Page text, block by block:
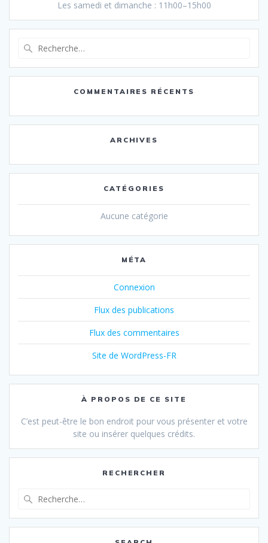
Les samedi et dimanche : 11h00–15h00
:
COMMENTAIRES RÉCENTS
ARCHIVES
CATÉGORIES
Aucune catégorie
MÉTA
Connexion
Flux des publications
Flux des commentaires
Site de WordPress-FR
À PROPOS DE CE SITE
C’est peut-être le bon endroit pour vous présenter et votre
site ou insérer quelques crédits.
RECHERCHER
: